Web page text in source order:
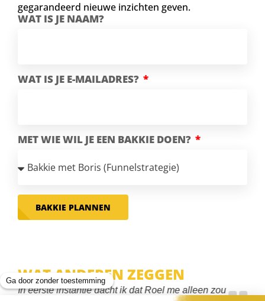
gegarandeerd nieuwe inzichten geven.
WAT IS JE NAAM?
WAT IS JE E-MAILADRES?
MET WIE WIL JE EEN BAKKIE DOEN?
BAKKIE PLANNEN
WAT ANDEREN ZEGGEN
In eerste instantie dacht ik dat Roel me alleen zou